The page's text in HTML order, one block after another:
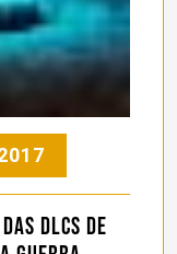
DLCs de